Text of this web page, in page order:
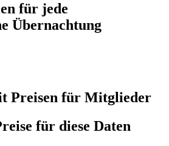
für jede
Übernachtung
Preisen für Mitglieder
für diese Daten